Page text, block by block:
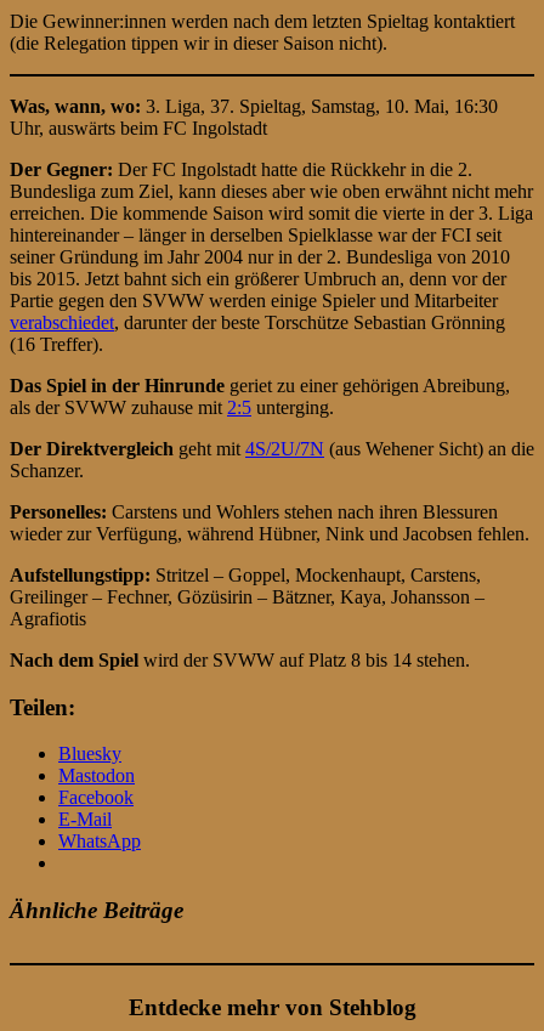
Die Gewinner:innen werden nach dem letzten Spieltag kontaktiert
(die Relegation tippen wir in dieser Saison nicht).
Was, wann, wo: 3. Liga, 37. Spieltag, Samstag, 10. Mai, 16:30
Uhr, auswärts beim FC Ingolstadt
Der Gegner: Der FC Ingolstadt hatte die Rückkehr in die 2.
Bundesliga zum Ziel, kann dieses aber wie oben erwähnt nicht mehr
erreichen. Die kommende Saison wird somit die vierte in der 3. Liga
hintereinander – länger in derselben Spielklasse war der FCI seit
seiner Gründung im Jahr 2004 nur in der 2. Bundesliga von 2010
bis 2015. Jetzt bahnt sich ein größerer Umbruch an, denn vor der
Partie gegen den SVWW werden einige Spieler und Mitarbeiter
verabschiedet, darunter der beste Torschütze Sebastian Grönning
(16 Treffer).
Das Spiel in der Hinrunde geriet zu einer gehörigen Abreibung,
als der SVWW zuhause mit 2:5 unterging.
Der Direktvergleich geht mit 4S/2U/7N (aus Wehener Sicht) an die
Schanzer.
Personelles: Carstens und Wohlers stehen nach ihren Blessuren
wieder zur Verfügung, während Hübner, Nink und Jacobsen fehlen.
Aufstellungstipp: Stritzel – Goppel, Mockenhaupt, Carstens,
Greilinger – Fechner, Gözüsirin – Bätzner, Kaya, Johansson –
Agrafiotis
Nach dem Spiel wird der SVWW auf Platz 8 bis 14 stehen.
Teilen:
Bluesky
Mastodon
Facebook
E-Mail
WhatsApp
Ähnliche Beiträge
Entdecke mehr von Stehblog